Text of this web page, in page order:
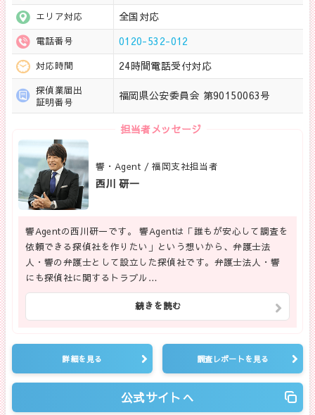
エリア対応 全国対応
電話番号 0120-532-012
対応時間 24時間電話受付対応
探偵業届出
証明番号
福岡県公安委員会 第90150063号
担当者メッセージ
響・Agent / 福岡支社担当者
西川 研一
響Agentの西川研一です。 響Agentは「誰もが安心して調査を
依頼できる探偵社を作りたい」という想いから、弁護士法
人・響の弁護士として設立した探偵社です。弁護士法人・響
にも探偵社に関するトラブル…
続きを読む
詳細を見る 調査レポートを見る
公式サイトへ